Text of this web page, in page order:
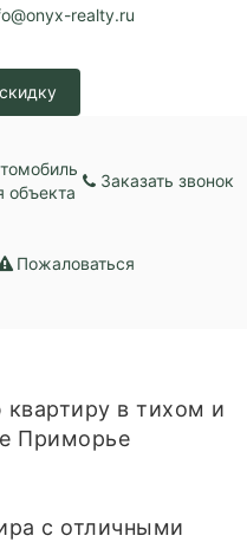
realty.ru
объекта
Заказать звонок
Пожаловаться
в тихом и
Приморье
с отличными